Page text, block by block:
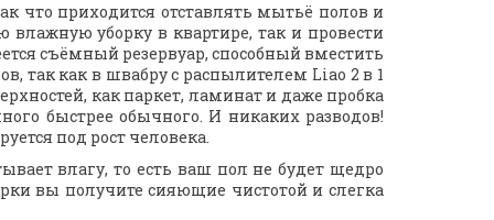
что приходится отставлять мытьё полов и
уборку в квартире, так и провести
съёмный резервуар, способный вместить
так как в швабру с распылителем Liao 2 в 1
как паркет, ламинат и даже пробка
быстрее обычного. И никаких разводов!
под рост человека.
влагу, то есть ваш пол не будет щедро
вы получите сияющие чистотой и слегка